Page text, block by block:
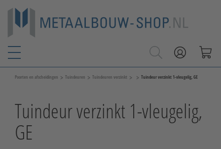
Poorten en afscheidingen > Tuindeuren > Tuindeuren verzinkt > > Tuindeur verzinkt 1-vleugelig, GE
Tuindeur verzinkt 1-vleugelig,
GE